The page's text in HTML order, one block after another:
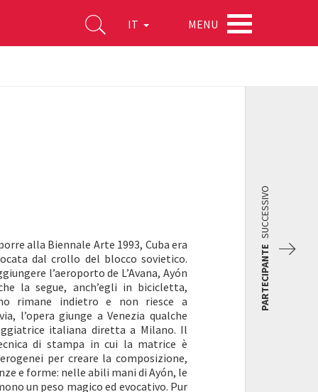
IT MENU
alla Biennale Arte 1993, Cuba era
dal crollo del blocco sovietico.
l’aeroporto de L’Avana, Ayón
la segue, anch’egli in bicicletta,
rimane indietro e non riesce a
l’opera giunge a Venezia qualche
italiana diretta a Milano. Il
di stampa in cui la matrice è
per creare la composizione,
e forme: nelle abili mani di Ayón, le
un peso magico ed evocativo. Pur
PARTECIPANTE
SUCCESSIVO